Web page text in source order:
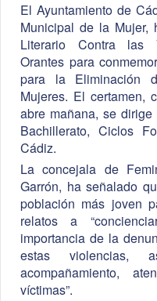
El Ayuntamiento de
Municipal de la Mujer,
Literario Contra las
Orantes para
para la Eliminación
Mujeres. El certamen,
abre mañana, se
Bachillerato, Ciclos
Cádiz.
La concejala de
Garrón, ha señalado
población más joven
relatos a
importancia de la
estas violencias,
acompañamiento,
víctimas”.